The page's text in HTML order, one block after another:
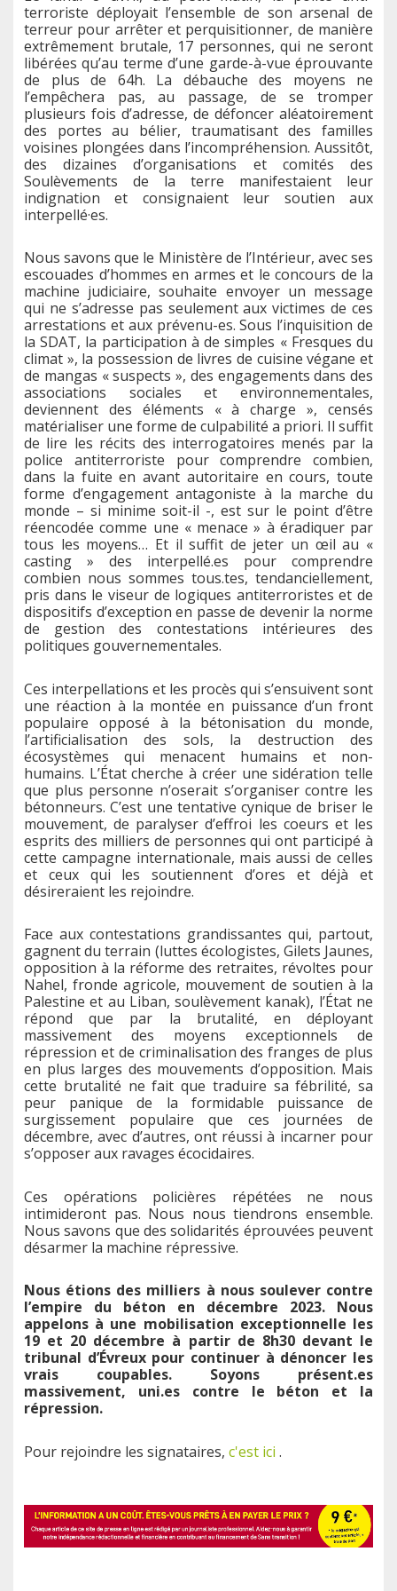
terroriste déployait l’ensemble de son arsenal de
terreur pour arrêter et perquisitionner, de manière
extrêmement brutale, 17 personnes, qui ne seront
libérées qu’au terme d’une garde-à-vue éprouvante
de plus de 64h. La débauche des moyens ne
l’empêchera pas, au passage, de se tromper
plusieurs fois d’adresse, de défoncer aléatoirement
des portes au bélier, traumatisant des familles
voisines plongées dans l’incompréhension. Aussitôt,
des dizaines d’organisations et comités des
Soulèvements de la terre manifestaient leur
indignation et consignaient leur soutien aux
interpellé·es.
Nous savons que le Ministère de l’Intérieur, avec ses
escouades d’hommes en armes et le concours de la
machine judiciaire, souhaite envoyer un message
qui ne s’adresse pas seulement aux victimes de ces
arrestations et aux prévenu-es. Sous l’inquisition de
la SDAT, la participation à de simples « Fresques du
climat », la possession de livres de cuisine végane et
de mangas « suspects », des engagements dans des
associations sociales et environnementales,
deviennent des éléments « à charge », censés
matérialiser une forme de culpabilité a priori. Il suffit
de lire les récits des interrogatoires menés par la
police antiterroriste pour comprendre combien,
dans la fuite en avant autoritaire en cours, toute
forme d’engagement antagoniste à la marche du
monde – si minime soit-il -, est sur le point d’être
réencodée comme une « menace » à éradiquer par
tous les moyens… Et il suffit de jeter un œil au «
casting » des interpellé.es pour comprendre
combien nous sommes tous.tes, tendanciellement,
pris dans le viseur de logiques antiterroristes et de
dispositifs d’exception en passe de devenir la norme
de gestion des contestations intérieures des
politiques gouvernementales.
Ces interpellations et les procès qui s’ensuivent sont
une réaction à la montée en puissance d’un front
populaire opposé à la bétonisation du monde,
l’artificialisation des sols, la destruction des
écosystèmes qui menacent humains et non-
humains. L’État cherche à créer une sidération telle
que plus personne n’oserait s’organiser contre les
bétonneurs. C’est une tentative cynique de briser le
mouvement, de paralyser d’effroi les coeurs et les
esprits des milliers de personnes qui ont participé à
cette campagne internationale, mais aussi de celles
et ceux qui les soutiennent d’ores et déjà et
désireraient les rejoindre.
Face aux contestations grandissantes qui, partout,
gagnent du terrain (luttes écologistes, Gilets Jaunes,
opposition à la réforme des retraites, révoltes pour
Nahel, fronde agricole, mouvement de soutien à la
Palestine et au Liban, soulèvement kanak), l’État ne
répond que par la brutalité, en déployant
massivement des moyens exceptionnels de
répression et de criminalisation des franges de plus
en plus larges des mouvements d’opposition. Mais
cette brutalité ne fait que traduire sa fébrilité, sa
peur panique de la formidable puissance de
surgissement populaire que ces journées de
décembre, avec d’autres, ont réussi à incarner pour
s’opposer aux ravages écocidaires.
Ces opérations policières répétées ne nous
intimideront pas. Nous nous tiendrons ensemble.
Nous savons que des solidarités éprouvées peuvent
désarmer la machine répressive.
Nous étions des milliers à nous soulever contre
l’empire du béton en décembre 2023. Nous
appelons à une mobilisation exceptionnelle les
19 et 20 décembre à partir de 8h30 devant le
tribunal d’Évreux pour continuer à dénoncer les
vrais coupables. Soyons présent.es
massivement, uni.es contre le béton et la
répression.
Pour rejoindre les signataires, c'est ici .